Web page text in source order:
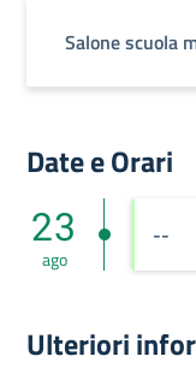
Salone scuola
Date e Orari
23
ago
--
Ulteriori